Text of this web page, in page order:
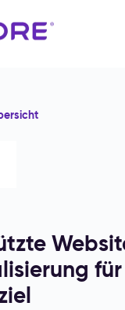
für